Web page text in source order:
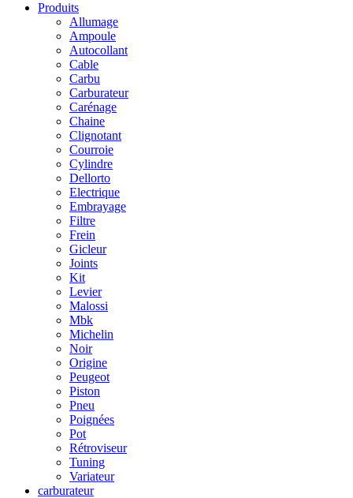
Produits
Allumage
Ampoule
Autocollant
Cable
Carbu
Carburateur
Carénage
Chaine
Clignotant
Courroie
Cylindre
Dellorto
Electrique
Embrayage
Filtre
Frein
Gicleur
Joints
Kit
Levier
Malossi
Mbk
Michelin
Noir
Origine
Peugeot
Piston
Pneu
Poignées
Pot
Rétroviseur
Tuning
Variateur
carburateur